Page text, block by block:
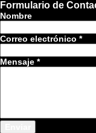
Formulario de
Nombre
Correo electrónico *
Mensaje *